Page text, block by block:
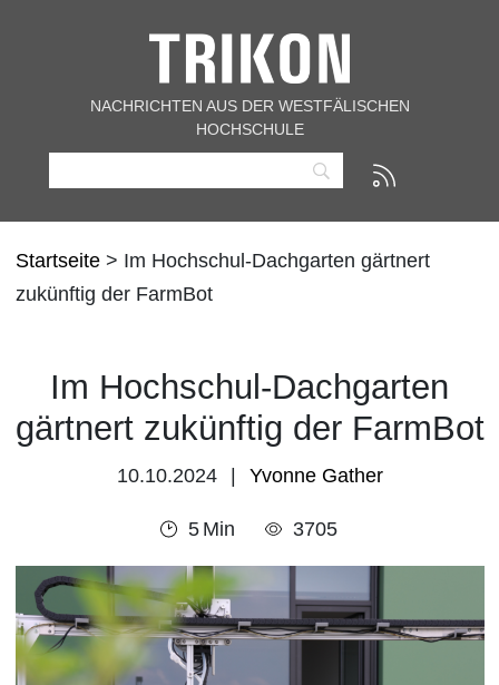
NACHRICHTEN AUS DER WESTFÄLISCHEN
HOCHSCHULE
Startseite > Im Hochschul-Dachgarten gärtnert
zukünftig der FarmBot
Im Hochschul-Dachgarten
gärtnert zukünftig der FarmBot
10.10.2024 Yvonne Gather
5 Min 3705